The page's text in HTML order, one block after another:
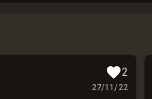
2
27/11/22